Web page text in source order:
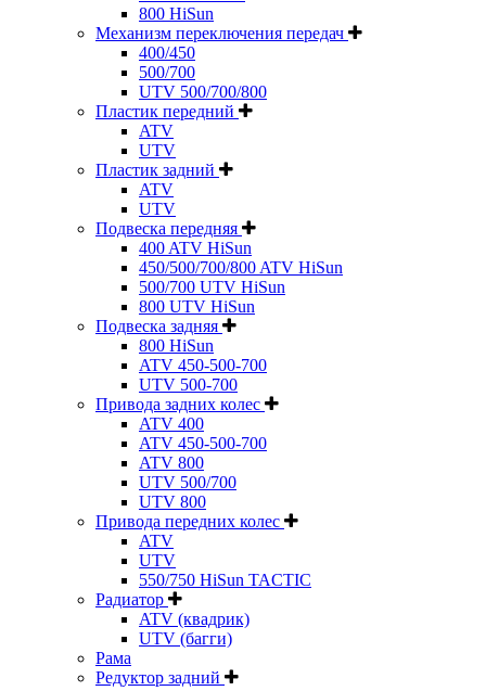
800 HiSun
Механизм переключения передач
400/450
500/700
UTV 500/700/800
Пластик передний
ATV
UTV
Пластик задний
ATV
UTV
Подвеска передняя
400 ATV HiSun
450/500/700/800 ATV HiSun
500/700 UTV HiSun
800 UTV HiSun
Подвеска задняя
800 HiSun
ATV 450-500-700
UTV 500-700
Привода задних колес
ATV 400
ATV 450-500-700
ATV 800
UTV 500/700
UTV 800
Привода передних колес
ATV
UTV
550/750 HiSun TACTIC
Радиатор
ATV (квадрик)
UTV (багги)
Рама
Редуктор задний